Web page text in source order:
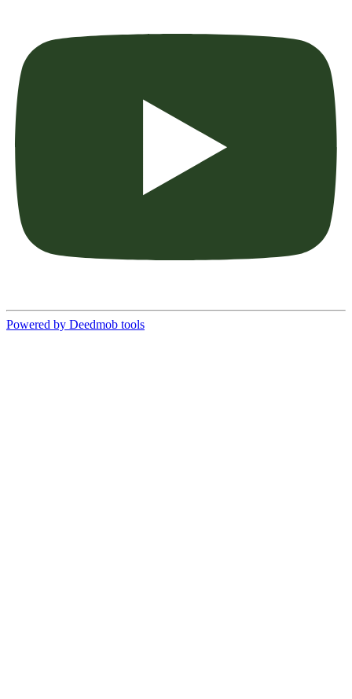
Powered by Deedmob tools